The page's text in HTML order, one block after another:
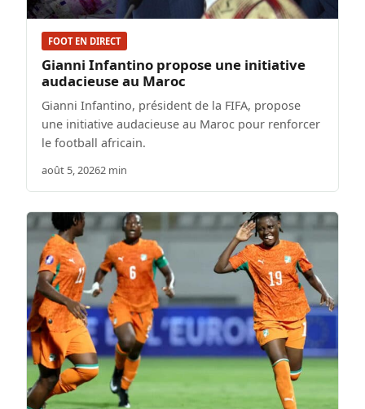
FOOT EN DIRECT
Gianni Infantino propose une initiative
audacieuse au Maroc
Gianni Infantino, président de la FIFA, propose
une initiative audacieuse au Maroc pour renforcer
le football africain.
août 5, 20262 min